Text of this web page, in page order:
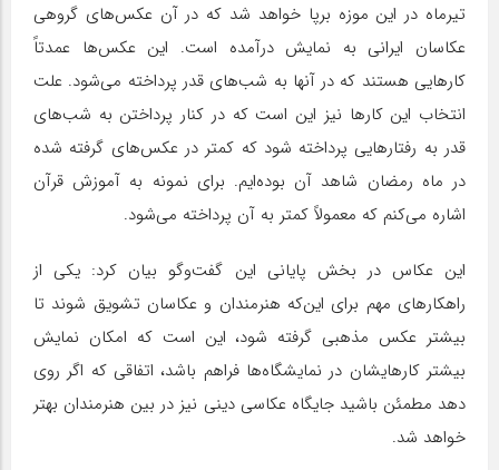
تیرماه در این موزه برپا خواهد شد که در آن عکس‌های گروهی
عکاسان ایرانی به نمایش درآمده است. این عکس‌ها عمدتاً
کارهایی هستند که در آنها به شب‌های قدر پرداخته می‌شود. علت
انتخاب این کارها نیز این است که در کنار پرداختن به شب‌های
قدر به رفتارهایی پرداخته شود که کمتر در عکس‌های گرفته شده
در ماه رمضان شاهد آن بوده‌ایم. برای نمونه به آموزش قرآن
اشاره می‌کنم که معمولاً کمتر به آن پرداخته می‌شود.
این عکاس در بخش پایانی این گفت‌و‌گو بیان کرد: یکی از
راهکارهای مهم برای این‌که هنرمندان و عکاسان تشویق شوند تا
بیشتر عکس مذهبی گرفته شود، این است که امکان نمایش
بیشتر کارهایشان در نمایشگاه‌ها فراهم باشد، اتفاقی که اگر روی
دهد مطمئن باشید جایگاه عکاسی دینی نیز در بین هنرمندان بهتر
خواهد شد.